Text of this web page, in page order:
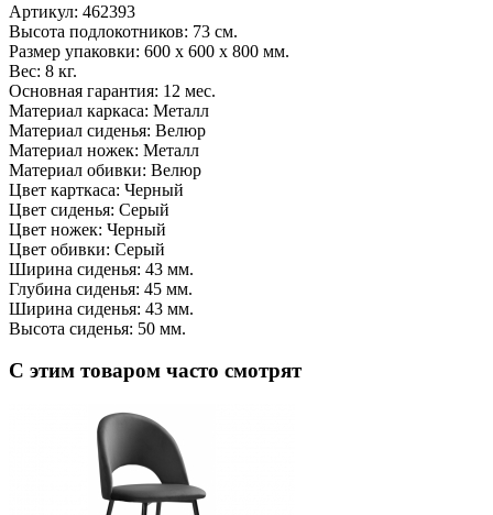
Артикул: 462393
Высота подлокотников: 73 см.
Размер упаковки: 600 x 600 x 800 мм.
Вес: 8 кг.
Основная гарантия: 12 мес.
Материал каркаса: Металл
Материал сиденья: Велюр
Материал ножек: Металл
Материал обивки: Велюр
Цвет карткаса: Черный
Цвет сиденья: Серый
Цвет ножек: Черный
Цвет обивки: Серый
Ширина сиденья: 43 мм.
Глубина сиденья: 45 мм.
Ширина сиденья: 43 мм.
Высота сиденья: 50 мм.
С этим товаром часто смотрят